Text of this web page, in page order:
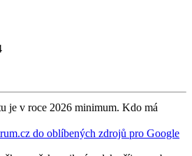
je v roce 2026 minimum. Kdo má
do oblíbených zdrojů pro Google